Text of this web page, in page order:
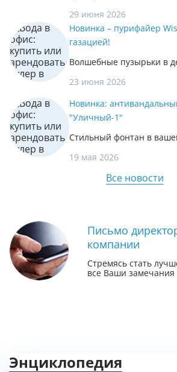
29 июня 2026
Новинка – пурифайер
газацией!
Волшебные пузырьки в
23 июня 2026
Новинка:
"Уличный-1"
Стильный фонтан в
19 мая 2026
Все новости
Письмо
компании
Стремясь стать
все Ваши
Энциклопедия